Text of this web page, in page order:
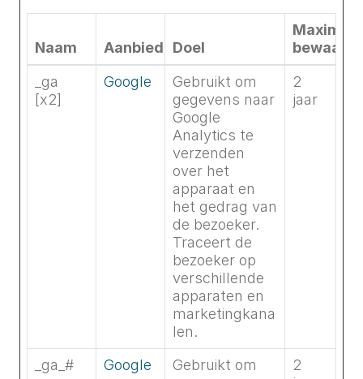
Naam AanbiederDoel
Maximale
_ga
[x2]
Google
Gebruikt om
gegevens naar
Google
Analytics te
verzenden
over het
apparaat en
het gedrag van
de bezoeker.
Traceert de
bezoeker op
verschillende
apparaten en
marketingkana
len.
2
jaar
_ga_# Google
Gebruikt om
2